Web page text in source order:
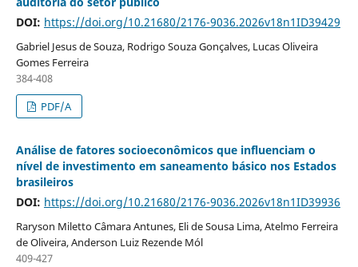
DOI: https://doi.org/10.21680/2176-9036.2026v18n1ID39429
Gabriel Jesus de Souza, Rodrigo Souza Gonçalves, Lucas Oliveira
Gomes Ferreira
384-408
PDF/A
Análise de fatores socioeconômicos que influenciam o
nível de investimento em saneamento básico nos Estados
brasileiros
DOI: https://doi.org/10.21680/2176-9036.2026v18n1ID39936
Raryson Miletto Câmara Antunes, Eli de Sousa Lima, Atelmo Ferreira
de Oliveira, Anderson Luiz Rezende Mól
409-427